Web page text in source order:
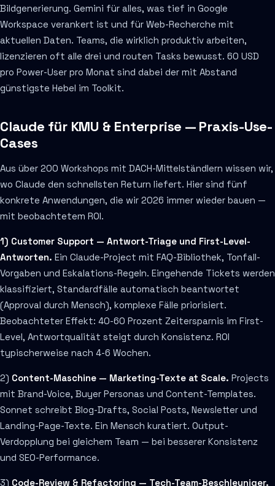
Bildgenerierung. Gemini für alles, was tief in Google
Workspace verankert ist und für Web-Recherche mit
aktuellen Daten. Teams, die wirklich produktiv arbeiten,
lizenzieren oft alle drei und routen Tasks bewusst. 60 USD
pro Power-User pro Monat sind dabei der mit Abstand
günstigste Hebel im Toolkit.
Claude für KMU & Enterprise — Praxis-Use-
Cases
Aus über 200 Workshops mit DACH-Mittelständlern wissen wir,
wo Claude den schnellsten Return liefert. Hier sind fünf
konkrete Anwendungen, die wir 2026 immer wieder bauen —
mit beobachtetem ROI.
1) Customer Support — Antwort-Triage und First-Level-
Antworten. Ein Claude-Project mit FAQ-Bibliothek, Tonfall-
Vorgaben und Eskalations-Regeln. Eingehende Tickets werden
klassifiziert, Standardfälle automatisch beantwortet
(Approval durch Mensch), komplexe Fälle priorisiert.
Beobachteter Effekt: 40-60 Prozent Zeitersparnis im First-
Level, Antwortqualität steigt durch Konsistenz. ROI
typischerweise nach 4-6 Wochen.
2) Content-Maschine — Marketing-Texte at Scale. Projects
mit Brand-Voice, Buyer Personas und Content-Templates.
Sonnet schreibt Blog-Drafts, Social Posts, Newsletter und
Landing-Page-Texte. Ein Mensch kuratiert. Output-
Verdopplung bei gleichem Team — bei besserer Konsistenz
und SEO-Performance.
3) Code-Review & Refactoring — Tech-Team-Beschleuniger.